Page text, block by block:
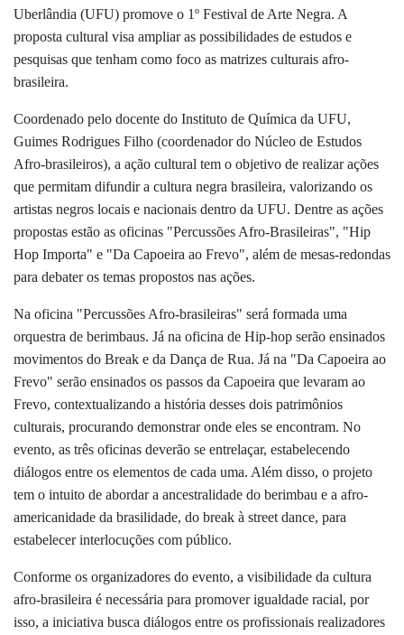
Uberlândia (UFU) promove o 1º Festival de Arte Negra. A
proposta cultural visa ampliar as possibilidades de estudos e
pesquisas que tenham como foco as matrizes culturais afro-
brasileira.
Coordenado pelo docente do Instituto de Química da UFU,
Guimes Rodrigues Filho (coordenador do Núcleo de Estudos
Afro-brasileiros), a ação cultural tem o objetivo de realizar ações
que permitam difundir a cultura negra brasileira, valorizando os
artistas negros locais e nacionais dentro da UFU. Dentre as ações
propostas estão as oficinas "Percussões Afro-Brasileiras", "Hip
Hop Importa" e "Da Capoeira ao Frevo", além de mesas-redondas
para debater os temas propostos nas ações.
Na oficina "Percussões Afro-brasileiras" será formada uma
orquestra de berimbaus. Já na oficina de Hip-hop serão ensinados
movimentos do Break e da Dança de Rua. Já na "Da Capoeira ao
Frevo" serão ensinados os passos da Capoeira que levaram ao
Frevo, contextualizando a história desses dois patrimônios
culturais, procurando demonstrar onde eles se encontram. No
evento, as três oficinas deverão se entrelaçar, estabelecendo
diálogos entre os elementos de cada uma. Além disso, o projeto
tem o intuito de abordar a ancestralidade do berimbau e a afro-
americanidade da brasilidade, do break à street dance, para
estabelecer interlocuções com público.
Conforme os organizadores do evento, a visibilidade da cultura
afro-brasileira é necessária para promover igualdade racial, por
isso, a iniciativa busca diálogos entre os profissionais realizadores